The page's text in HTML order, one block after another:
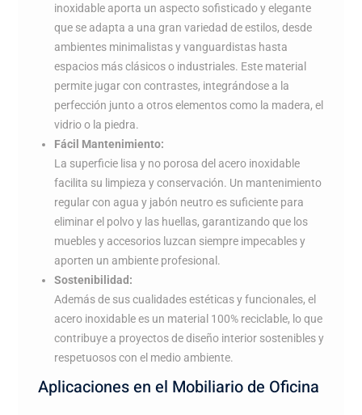
inoxidable aporta un aspecto sofisticado y elegante
que se adapta a una gran variedad de estilos, desde
ambientes minimalistas y vanguardistas hasta
espacios más clásicos o industriales. Este material
permite jugar con contrastes, integrándose a la
perfección junto a otros elementos como la madera, el
vidrio o la piedra.
Fácil Mantenimiento:
La superficie lisa y no porosa del acero inoxidable
facilita su limpieza y conservación. Un mantenimiento
regular con agua y jabón neutro es suficiente para
eliminar el polvo y las huellas, garantizando que los
muebles y accesorios luzcan siempre impecables y
aporten un ambiente profesional.
Sostenibilidad:
Además de sus cualidades estéticas y funcionales, el
acero inoxidable es un material 100% reciclable, lo que
contribuye a proyectos de diseño interior sostenibles y
respetuosos con el medio ambiente.
Aplicaciones en el Mobiliario de Oficina